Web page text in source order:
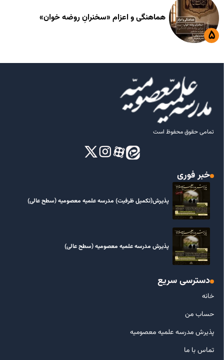
هماهنگی و اعزام «سخنرانِ روضه خوان»
تمامی حقوق محفوظ است
خبر فوری
پذیرش(تکمیل ظرفیت) مدرسه علمیه معصومیه‌ (سطح عالی)
پذیرش مدرسه علمیه معصومیه‌ (سطح عالی)
دسترسی سریع
خانه
حساب من
پذیرش مدرسه علمیه معصومیه
تماس با ما